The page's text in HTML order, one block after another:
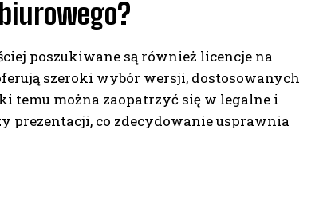
poszukiwane są również licencje na
szeroki wybór wersji, dostosowanych
można zaopatrzyć się w legalne i
prezentacji, co zdecydowanie usprawnia